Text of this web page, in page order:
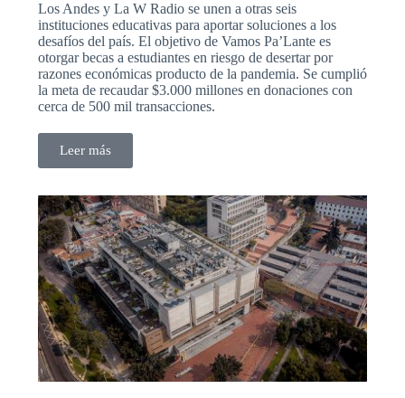
Los Andes y La W Radio se unen a otras seis
instituciones educativas para aportar soluciones a los
desafíos del país. El objetivo de Vamos Pa’Lante es
otorgar becas a estudiantes en riesgo de desertar por
razones económicas producto de la pandemia. Se cumplió
la meta de recaudar $3.000 millones en donaciones con
cerca de 500 mil transacciones.
Leer más